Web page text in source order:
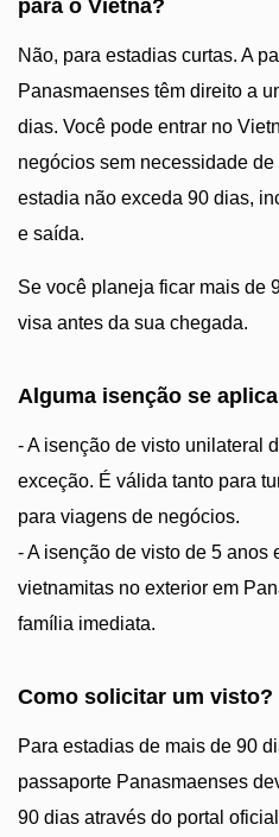
para o Vietnã?
Não, para estadias curtas. A
Panasmaenses têm direito a
dias. Você pode entrar no
negócios sem necessidade
estadia não exceda 90 dias,
e saída.
Se você planeja ficar mais de
visa antes da sua chegada.
Alguma isenção se
- A isenção de visto unilateral
exceção. É válida tanto para
para viagens de negócios.
- A isenção de visto de 5 anos
vietnamitas no exterior em
família imediata.
Como solicitar um visto?
Para estadias de mais de 90
passaporte Panasmaenses
90 dias através do portal